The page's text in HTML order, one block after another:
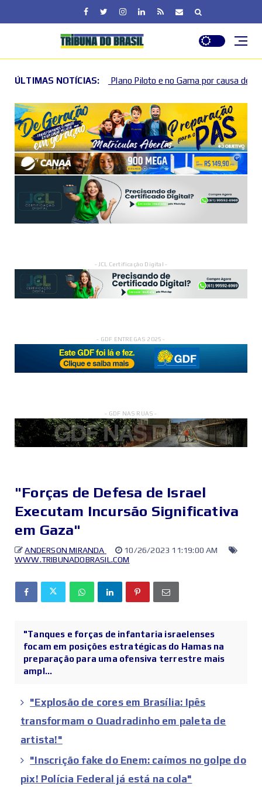
ÚLTIMAS NOTÍCIAS:
Piloto e no Gama por causa de eventos esportivos e
- JCL Certificação Digital -
- GDF ENTREGAS 2025 -
- GDF NAS RUAS -
"Forças de Defesa de Israel
Executam Incursão Significativa
em Gaza"
ANDERSON MIRANDA
10/26/2023 11:19:00 AM
WWW.TRIBUNADOBRASIL.COM
"Tanques e forças de infantaria israelenses
focam em posições estratégicas do Hamas na
preparação para uma ofensiva terrestre mais
ampl...
"Explosão de cores em Brasília: Ipês
transformam o Quadradinho em paleta de
artista!"
"Inscrição fake do Enem: caímos no golpe do
pix! Polícia Federal já está na cola"